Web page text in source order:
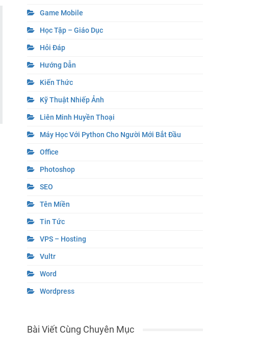
Game Mobile
Học Tập – Giáo Dục
Hỏi Đáp
Hướng Dẫn
Kiến Thức
Kỹ Thuật Nhiếp Ảnh
Liên Minh Huyền Thoại
Máy Học Với Python Cho Người Mới Bắt Đầu
Office
Photoshop
SEO
Tên Miền
Tin Tức
VPS – Hosting
Vultr
Word
Wordpress
Bài Viết Cùng Chuyên Mục